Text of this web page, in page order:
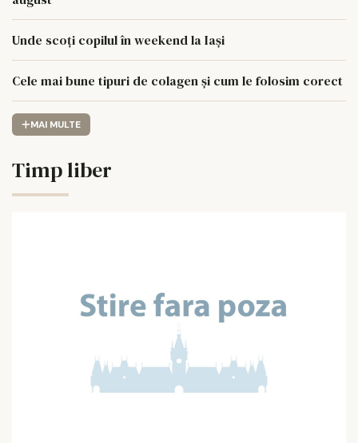
Unde scoți copilul în weekend la Iași
Cele mai bune tipuri de colagen și cum le folosim corect
MAI MULTE
Timp liber